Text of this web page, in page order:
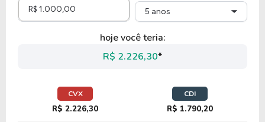
35,91 4,17% 4,43%
5 anos
hoje você teria:
R$ 2.226,30*
CVX
R$ 2.226,30
CDI
R$ 1.790,20